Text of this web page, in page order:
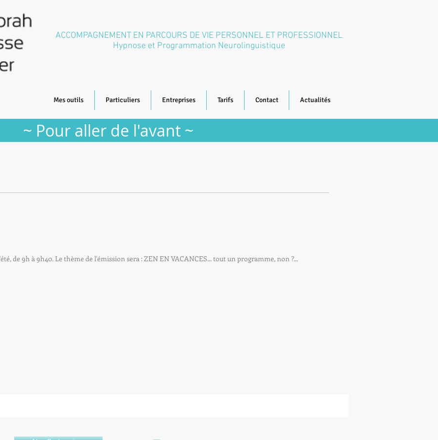
ACCOMPAGNEMENT EN PARCOURS DE VIE PERSONNEL ET PROFESSIONNEL
Hypnose et Programmation Neurolinguistique
Mes outils Particuliers Entreprises Tarifs Contact Actualités
~ Pour aller de l'avant ~
de 9h à 9h40. Le thème de l'émission sera : ZEN EN VACANCES... tout un programme, non ?...